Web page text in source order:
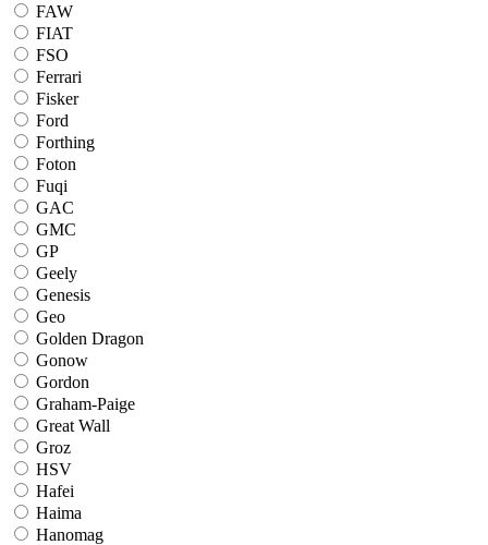
FAW
FIAT
FSO
Ferrari
Fisker
Ford
Forthing
Foton
Fuqi
GAC
GMC
GP
Geely
Genesis
Geo
Golden Dragon
Gonow
Gordon
Graham-Paige
Great Wall
Groz
HSV
Hafei
Haima
Hanomag